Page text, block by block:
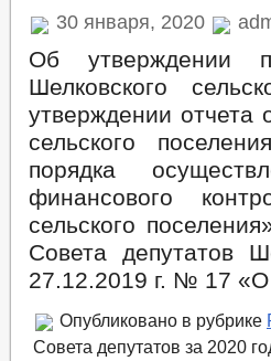
30 января, 2020
Об утверждении
Шелковского
утверждении отчета
сельского
порядка
финансового
сельского
Совета депутатов
27.12.2019 г. № 17
Опубликовано в рубрике
Совета депутатов за 2020